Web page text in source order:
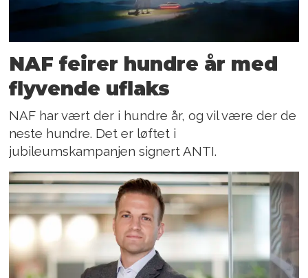
NAF feirer hundre år med
flyvende uflaks
NAF har vært der i hundre år, og vil være der de
neste hundre. Det er løftet i
jubileumskampanjen signert ANTI.